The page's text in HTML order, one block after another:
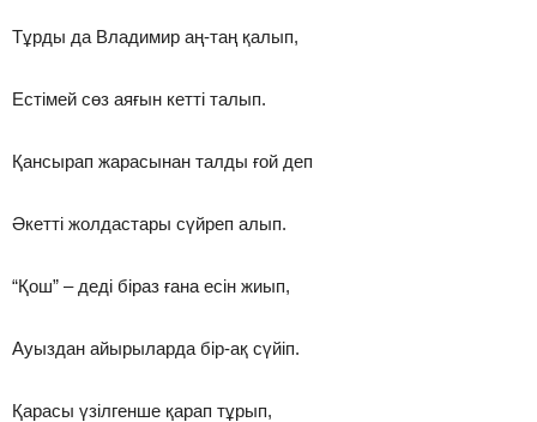
Тұрды да Владимир аң-таң қалып,
Естімей сөз аяғын кетті талып.
Қансырап жарасынан талды ғой деп
Әкетті жолдастары сүйреп алып.
“Қош” – деді біраз ғана есін жиып,
Ауыздан айырыларда бір-ақ сүйіп.
Қарасы үзілгенше қарап тұрып,